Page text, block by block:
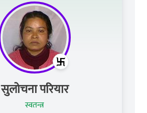
सुलोचना परियार
स्वतन्त्र